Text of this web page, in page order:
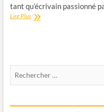
tant qu’écrivain passionné
Lire PlusLes